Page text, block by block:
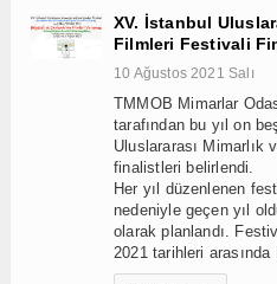
XV. İstanbul
Filmleri Festivali
10 Ağustos 2021 Salı
TMMOB Mimarlar
tarafından bu yıl on
Uluslararası Mimarlık
finalistleri belirlendi.
Her yıl düzenlenen
nedeniyle geçen yıl
olarak planlandı.
2021 tarihleri